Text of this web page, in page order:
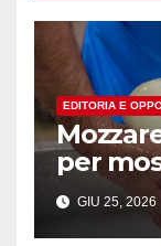
EDITORIA E
per
l’oro
GIU 25, 2026